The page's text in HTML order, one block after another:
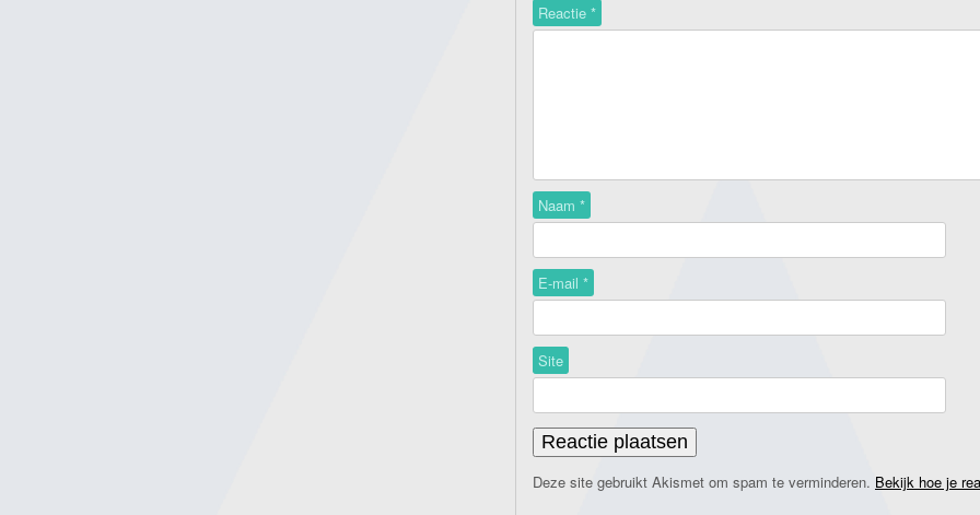
Reactie *
Naam *
E-mail *
Site
Deze site gebruikt Akismet om spam te verminderen. Bekijk hoe je